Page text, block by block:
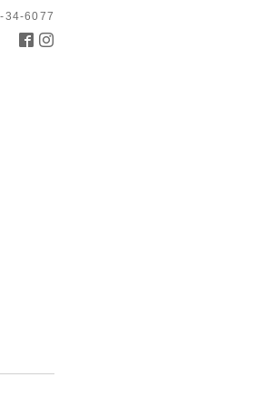
34-6077